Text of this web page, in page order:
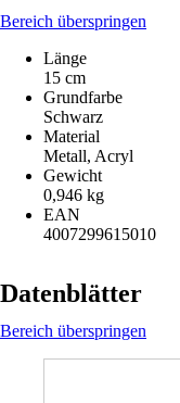
Bereich überspringen
Länge
15 cm
Grundfarbe
Schwarz
Material
Metall, Acryl
Gewicht
0,946 kg
EAN
4007299615010
Datenblätter
Bereich überspringen